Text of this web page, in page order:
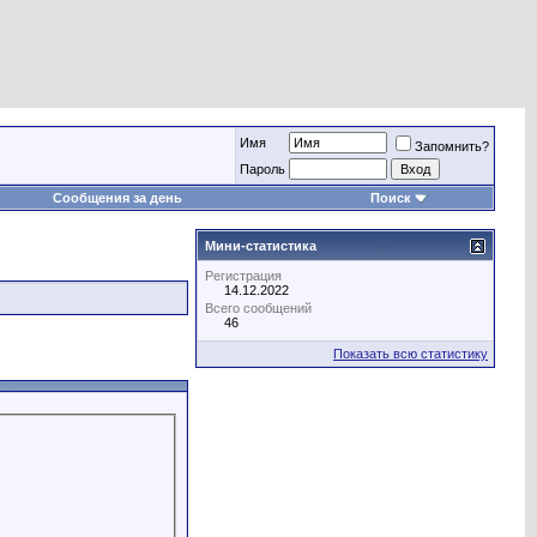
Имя
Запомнить?
Пароль
Сообщения за день Поиск
Мини-статистика
Регистрация
14.12.2022
Всего сообщений
46
Показать всю статистику